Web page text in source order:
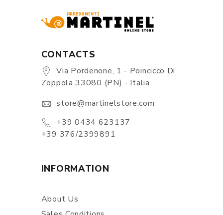
CONTACTS
Via Pordenone, 1 - Poincicco Di
Zoppola 33080 (PN) - Italia
store@martinelstore.com
+39 0434 623137
+39 376/2399891
INFORMATION
About Us